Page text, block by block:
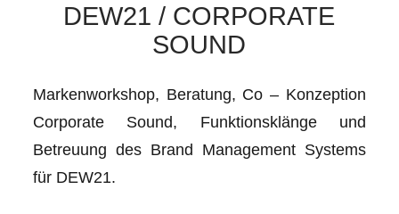
DEW21 / CORPORATE
SOUND
Markenworkshop, Beratung, Co – Konzeption
Corporate Sound, Funktionsklänge und
Betreuung des Brand Management Systems
für DEW21.